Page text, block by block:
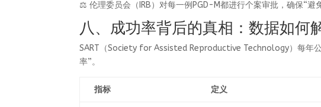
⚖️ 伦理委员会（IRB）对每一例PGD-M都进行个案审批，确保“避
八、成功率背后的真相：数据如何
SART（Society for Assisted Reproductive Technology）每年
率”。
指标 定义